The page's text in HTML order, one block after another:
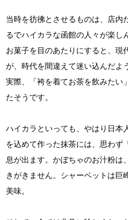
当時を彷彿とさせるものは、店内
るでハイカラな函館の人々が楽し
お菓子を目のあたりにすると、現
が、時代を間違えて迷い込んだよ
実際、「袴を着てお茶を飲みたい
たそうです。
ハイカラといっても、やはり日本
を込めて作った抹茶には、思わず
息が出ます。かぼちゃのお汁粉は
きがきません。シャーベットは巨
美味。